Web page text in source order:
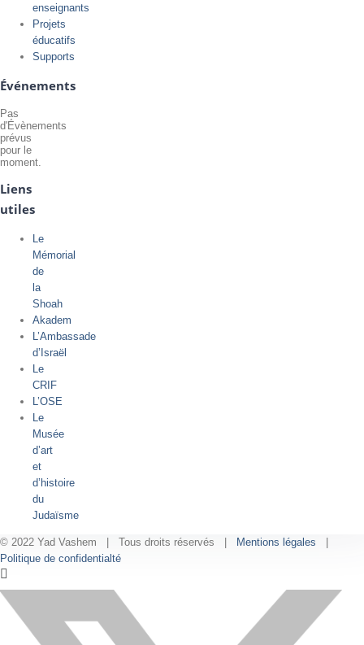
enseignants
Projets
éducatifs
Supports
Événements
Pas
d'Évènements
prévus
pour le
moment.
Liens
utiles
Le
Mémorial
de
la
Shoah
Akadem
L’Ambassade
d’Israël
Le
CRIF
L’OSE
Le
Musée
d’art
et
d’histoire
du
Judaïsme
© 2022 Yad Vashem | Tous droits réservés | Mentions légales |
Politique de confidentialté
X